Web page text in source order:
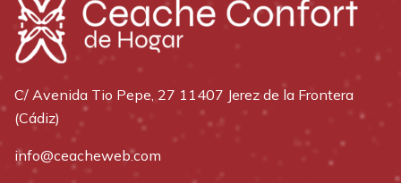
C/ Avenida Tio Pepe, 27 11407 Jerez de la Frontera
(Cádiz)
info@ceacheweb.com